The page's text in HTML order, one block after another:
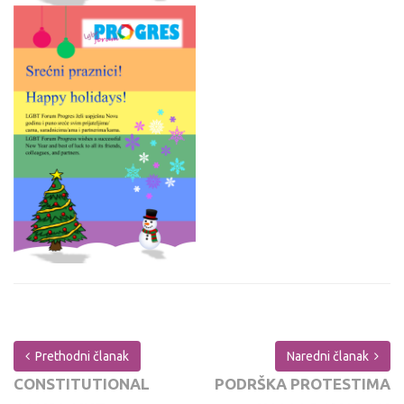
Prethodni članak
CONSTITUTIONAL
Naredni članak
PODRŠKA PROTESTIMA